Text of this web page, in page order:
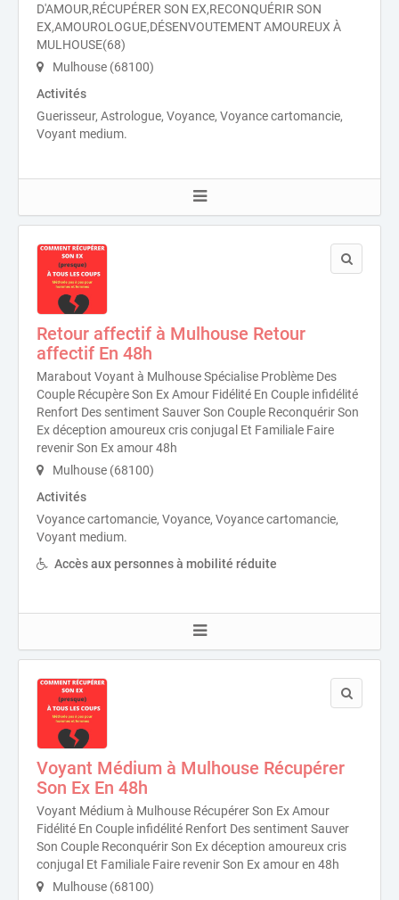
D'AMOUR,RÉCUPÉRER SON EX,RECONQUÉRIR SON
EX,AMOUROLOGUE,DÉSENVOUTEMENT AMOUREUX À
MULHOUSE(68)
Mulhouse (68100)
Activités
Guerisseur, Astrologue, Voyance, Voyance cartomancie,
Voyant medium.
Retour affectif à Mulhouse Retour
affectif En 48h
Marabout Voyant à Mulhouse Spécialise Problème Des
Couple Récupère Son Ex Amour Fidélité En Couple infidélité
Renfort Des sentiment Sauver Son Couple Reconquérir Son
Ex déception amoureux cris conjugal Et Familiale Faire
revenir Son Ex amour 48h
Mulhouse (68100)
Activités
Voyance cartomancie, Voyance, Voyance cartomancie,
Voyant medium.
Accès aux personnes à mobilité réduite
Voyant Médium à Mulhouse Récupérer
Son Ex En 48h
Voyant Médium à Mulhouse Récupérer Son Ex Amour
Fidélité En Couple infidélité Renfort Des sentiment Sauver
Son Couple Reconquérir Son Ex déception amoureux cris
conjugal Et Familiale Faire revenir Son Ex amour en 48h
Mulhouse (68100)